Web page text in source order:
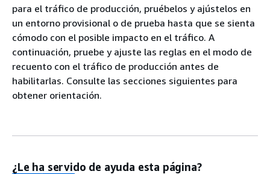
para el tráfico de producción, pruébelos y ajústelos en
un entorno provisional o de prueba hasta que se sienta
cómodo con el posible impacto en el tráfico. A
continuación, pruebe y ajuste las reglas en el modo de
recuento con el tráfico de producción antes de
habilitarlas. Consulte las secciones siguientes para
obtener orientación.
¿Le ha servido de ayuda esta página?